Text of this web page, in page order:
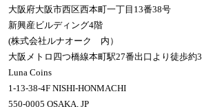
大阪府大阪市西区西本町一丁目13番38号
新興産ビルディング4階
(株式会社ルナオーク 内）
大阪メトロ四つ橋線本町駅27番出口より徒歩約
Luna Coins
1-13-38-4F NISHI-HONMACHI
550-0005 OSAKA, JP